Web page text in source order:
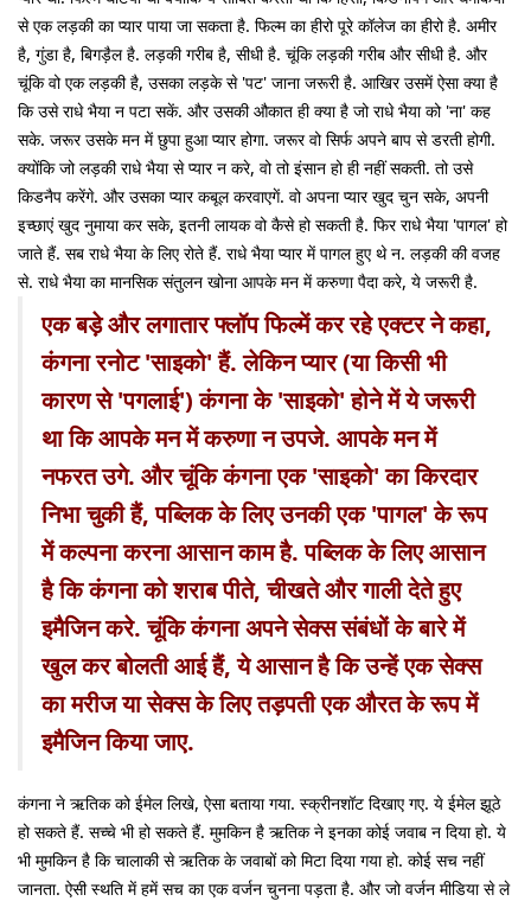
से एक लड़की का प्यार पाया जा सकता है. फिल्म का हीरो पूरे कॉलेज का हीरो है. अमीर
है, गुंडा है, बिगड़ैल है. लड़की गरीब है, सीधी है. चूंकि लड़की गरीब और सीधी है. और
चूंकि वो एक लड़की है, उसका लड़के से 'पट' जाना जरूरी है. आखिर उसमें ऐसा क्या है
कि उसे राधे भैया न पटा सकें. और उसकी औकात ही क्या है जो राधे भैया को 'ना' कह
सके. जरूर उसके मन में छुपा हुआ प्यार होगा. जरूर वो सिर्फ अपने बाप से डरती होगी.
क्योंकि जो लड़की राधे भैया से प्यार न करे, वो तो इंसान हो ही नहीं सकती. तो उसे
किडनैप करेंगे. और उसका प्यार कबूल करवाएगें. वो अपना प्यार खुद चुन सके, अपनी
इच्छाएं खुद नुमाया कर सके, इतनी लायक वो कैसे हो सकती है. फिर राधे भैया 'पागल' हो
जाते हैं. सब राधे भैया के लिए रोते हैं. राधे भैया प्यार में पागल हुए थे न. लड़की की वजह
से. राधे भैया का मानसिक संतुलन खोना आपके मन में करुणा पैदा करे, ये जरूरी है.
एक बड़े और लगातार फ्लॉप फिल्में कर रहे एक्टर ने कहा,
कंगना रनोट 'साइको' हैं. लेकिन प्यार (या किसी भी
कारण से 'पगलाई') कंगना के 'साइको' होने में ये जरूरी
था कि आपके मन में करुणा न उपजे. आपके मन में
नफरत उगे. और चूंकि कंगना एक 'साइको' का किरदार
निभा चुकी हैं, पब्लिक के लिए उनकी एक 'पागल' के रूप
में कल्पना करना आसान काम है. पब्लिक के लिए आसान
है कि कंगना को शराब पीते, चीखते और गाली देते हुए
इमैजिन करे. चूंकि कंगना अपने सेक्स संबंधों के बारे में
खुल कर बोलती आई हैं, ये आसान है कि उन्हें एक सेक्स
का मरीज या सेक्स के लिए तड़पती एक औरत के रूप में
इमैजिन किया जाए.
कंगना ने ऋतिक को ईमेल लिखे, ऐसा बताया गया. स्क्रीनशॉट दिखाए गए. ये ईमेल झूठे
हो सकते हैं. सच्चे भी हो सकते हैं. मुमकिन है ऋतिक ने इनका कोई जवाब न दिया हो. ये
भी मुमकिन है कि चालाकी से ऋतिक के जवाबों को मिटा दिया गया हो. कोई सच नहीं
जानता. ऐसी स्थति में हमें सच का एक वर्जन चुनना पड़ता है. और जो वर्जन मीडिया से ले